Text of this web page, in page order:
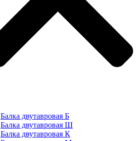
Балка двутавровая Б
Балка двутавровая Ш
Балка двутавровая К